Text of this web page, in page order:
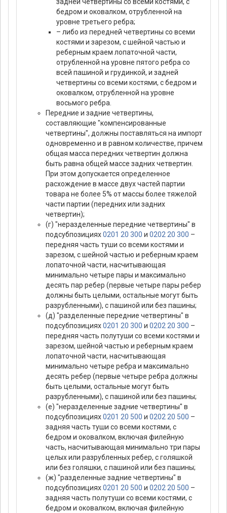
бедром и оковалком, отрубленной на
уровне третьего ребра;
– либо из передней четвертины со всеми
костями и зарезом, с шейной частью и
реберным краем лопаточной части,
отрубленной на уровне пятого ребра со
всей пашиной и грудинкой, и задней
четвертины со всеми костями, с бедром и
оковалком, отрубленной на уровне
восьмого ребра.
Передние и задние четвертины,
составляющие "компенсированные
четвертины", должны поставляться на импорт
одновременно и в равном количестве, причем
общая масса передних четвертин должна
быть равна общей массе задних четвертин.
При этом допускается определенное
расхождение в массе двух частей партии
товара не более 5% от массы более тяжелой
части партии (передних или задних
четвертин);
(г) "неразделенные передние четвертины" в
подсубпозициях0201 20 300 и 0202 20 300 –
передняя часть туши со всеми костями и
зарезом, с шейной частью и реберным краем
лопаточной части, насчитывающая
минимально четыре пары и максимально
десять пар ребер (первые четыре пары ребер
должны быть целыми, остальные могут быть
разрубленными), с пашиной или без пашины;
(д) "разделенные передние четвертины" в
подсубпозициях0201 20 300 и 0202 20 300 –
передняя часть полутуши со всеми костями и
зарезом, шейной частью и реберным краем
лопаточной части, насчитывающая
минимально четыре ребра и максимально
десять ребер (первые четыре ребра должны
быть целыми, остальные могут быть
разрубленными), с пашиной или без пашины;
(е) "неразделенные задние четвертины" в
подсубпозициях0201 20 500 и 0202 20 500 –
задняя часть туши со всеми костями, с
бедром и оковалком, включая филейную
часть, насчитывающая минимально три пары
целых или разрубленных ребер, с голяшкой
или без голяшки, с пашиной или без пашины;
(ж) "разделенные задние четвертины" в
подсубпозициях0201 20 500 и 0202 20 500 –
задняя часть полутуши со всеми костями, с
бедром и оковалком, включая филейную